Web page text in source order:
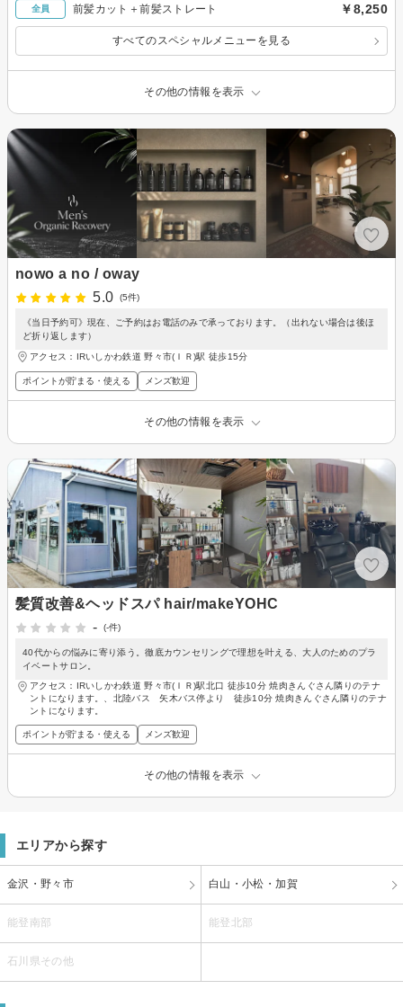
全員 前髪カット＋前髪ストレート ￥8,250
すべてのスペシャルメニューを見る
その他の情報を表示
nowo a no / oway
5.0
(5件)
《当日予約可》現在、ご予約はお電話のみで承っております。（出れない場合は後ほ
ど折り返します）
アクセス：IRいしかわ鉄道 野々市(ＩＲ)駅 徒歩15分
ポイントが貯まる・使える メンズ歓迎
その他の情報を表示
髪質改善&ヘッドスパ hair/makeYOHC
-
(-件)
40代からの悩みに寄り添う。徹底カウンセリングで理想を叶える、大人のためのプラ
イベートサロン。
アクセス：IRいしかわ鉄道 野々市(ＩＲ)駅北口 徒歩10分 焼肉きんぐさん隣りのテナ
ントになります。、北陸バス 矢木バス停より 徒歩10分 焼肉きんぐさん隣りのテナ
ントになります。
ポイントが貯まる・使える メンズ歓迎
その他の情報を表示
エリアから探す
金沢・野々市 白山・小松・加賀
能登南部 能登北部
石川県その他